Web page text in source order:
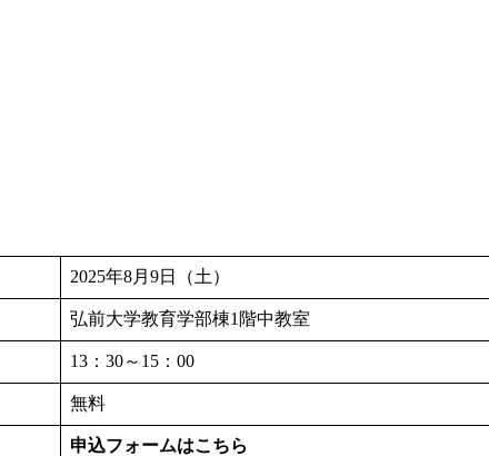
2025年8月9日（土）
弘前大学教育学部棟1階中教室
13：30～15：00
無料
申込フォームはこちら